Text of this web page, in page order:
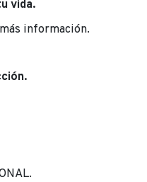
vida.
información.